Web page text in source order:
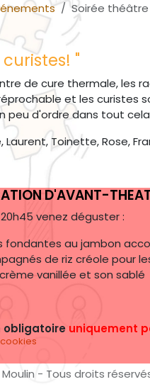
Soirée
"
de cure thermale, les
et les curistes
peu d'ordre dans tout
Laurent, Toinette, Rose,
D'AVANT-
20h45 venez déguster :
fondantes au jambon
de riz créole pour
vanillée et son sablé
obligatoire uniquement
- Tous droits